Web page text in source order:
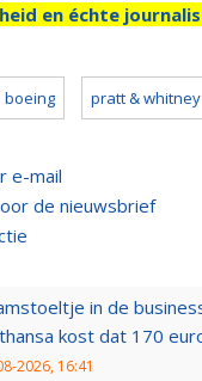
en échte
boeing pratt & whitney
e-mail
de nieuwsbrief
in de
kost dat 170
2026, 16:41